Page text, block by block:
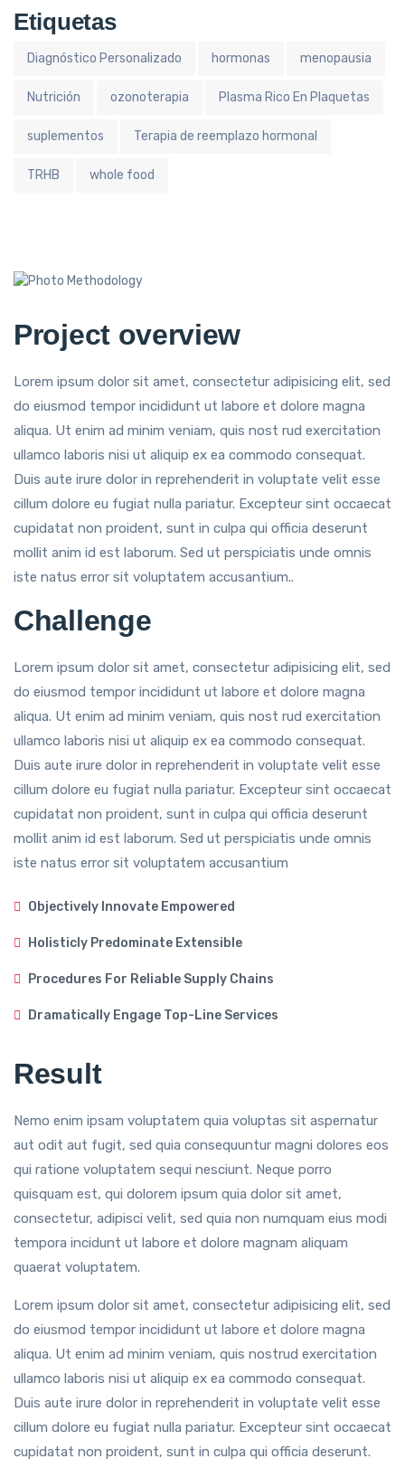
Etiquetas
Diagnóstico Personalizado hormonas menopausia
Nutrición ozonoterapia Plasma Rico En Plaquetas
suplementos Terapia de reemplazo hormonal
TRHB whole food
Project overview
Lorem ipsum dolor sit amet, consectetur adipisicing elit, sed
do eiusmod tempor incididunt ut labore et dolore magna
aliqua. Ut enim ad minim veniam, quis nost rud exercitation
ullamco laboris nisi ut aliquip ex ea commodo consequat.
Duis aute irure dolor in reprehenderit in voluptate velit esse
cillum dolore eu fugiat nulla pariatur. Excepteur sint occaecat
cupidatat non proident, sunt in culpa qui officia deserunt
mollit anim id est laborum. Sed ut perspiciatis unde omnis
iste natus error sit voluptatem accusantium..
Challenge
Lorem ipsum dolor sit amet, consectetur adipisicing elit, sed
do eiusmod tempor incididunt ut labore et dolore magna
aliqua. Ut enim ad minim veniam, quis nost rud exercitation
ullamco laboris nisi ut aliquip ex ea commodo consequat.
Duis aute irure dolor in reprehenderit in voluptate velit esse
cillum dolore eu fugiat nulla pariatur. Excepteur sint occaecat
cupidatat non proident, sunt in culpa qui officia deserunt
mollit anim id est laborum. Sed ut perspiciatis unde omnis
iste natus error sit voluptatem accusantium
Objectively Innovate Empowered
Holisticly Predominate Extensible
Procedures For Reliable Supply Chains
Dramatically Engage Top-Line Services
Result
Nemo enim ipsam voluptatem quia voluptas sit aspernatur
aut odit aut fugit, sed quia consequuntur magni dolores eos
qui ratione voluptatem sequi nesciunt. Neque porro
quisquam est, qui dolorem ipsum quia dolor sit amet,
consectetur, adipisci velit, sed quia non numquam eius modi
tempora incidunt ut labore et dolore magnam aliquam
quaerat voluptatem.
Lorem ipsum dolor sit amet, consectetur adipisicing elit, sed
do eiusmod tempor incididunt ut labore et dolore magna
aliqua. Ut enim ad minim veniam, quis nostrud exercitation
ullamco laboris nisi ut aliquip ex ea commodo consequat.
Duis aute irure dolor in reprehenderit in voluptate velit esse
cillum dolore eu fugiat nulla pariatur. Excepteur sint occaecat
cupidatat non proident, sunt in culpa qui officia deserunt.